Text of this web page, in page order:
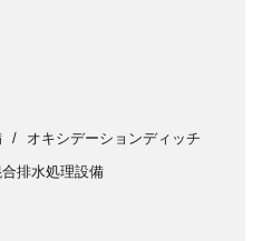
オキシデーションディッチ
排水処理設備